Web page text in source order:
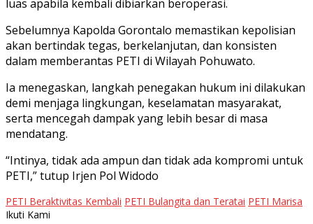
luas apabila kembali dibiarkan beroperasi.
Sebelumnya Kapolda Gorontalo memastikan kepolisian
akan bertindak tegas, berkelanjutan, dan konsisten
dalam memberantas PETI di Wilayah Pohuwato.
Ia menegaskan, langkah penegakan hukum ini dilakukan
demi menjaga lingkungan, keselamatan masyarakat,
serta mencegah dampak yang lebih besar di masa
mendatang.
“Intinya, tidak ada ampun dan tidak ada kompromi untuk
PETI,” tutup Irjen Pol Widodo
PETI Beraktivitas Kembali PETI Bulangita dan Teratai PETI Marisa
Ikuti Kami